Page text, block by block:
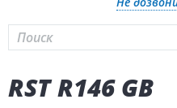
RST R146 GB